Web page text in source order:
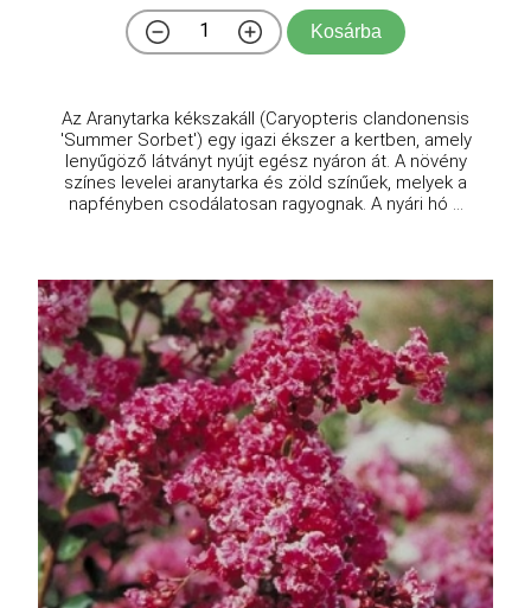
Kosárba
Az Aranytarka kékszakáll (Caryopteris clandonensis
'Summer Sorbet') egy igazi ékszer a kertben, amely
lenyűgöző látványt nyújt egész nyáron át. A növény
színes levelei aranytarka és zöld színűek, melyek a
napfényben csodálatosan ragyognak. A nyári hó ...